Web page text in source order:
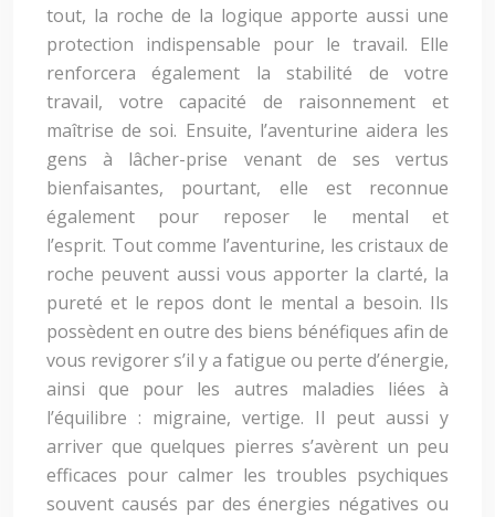
tout, la roche de la logique apporte aussi une
protection indispensable pour le travail. Elle
renforcera également la stabilité de votre
travail, votre capacité de raisonnement et
maîtrise de soi. Ensuite, l’aventurine aidera les
gens à lâcher-prise venant de ses vertus
bienfaisantes, pourtant, elle est reconnue
également pour reposer le mental et
l’esprit. Tout comme l’aventurine, les cristaux de
roche peuvent aussi vous apporter la clarté, la
pureté et le repos dont le mental a besoin. Ils
possèdent en outre des biens bénéfiques afin de
vous revigorer s’il y a fatigue ou perte d’énergie,
ainsi que pour les autres maladies liées à
l’équilibre : migraine, vertige. Il peut aussi y
arriver que quelques pierres s’avèrent un peu
efficaces pour calmer les troubles psychiques
souvent causés par des énergies négatives ou